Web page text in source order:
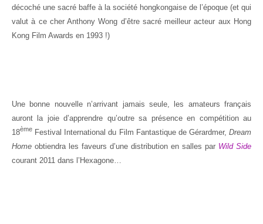
décoché une sacré baffe à la société hongkongaise de l’époque (et qui
valut à ce cher Anthony Wong d’être sacré meilleur acteur aux Hong
Kong Film Awards en 1993 !)
Une bonne nouvelle n’arrivant jamais seule, les amateurs français
auront la joie d’apprendre qu’outre sa présence en compétition au
18ème Festival International du Film Fantastique de Gérardmer, Dream
Home obtiendra les faveurs d’une distribution en salles par Wild Side
courant 2011 dans l’Hexagone…